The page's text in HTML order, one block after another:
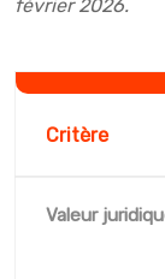
février 2026.
Critère
Valeur